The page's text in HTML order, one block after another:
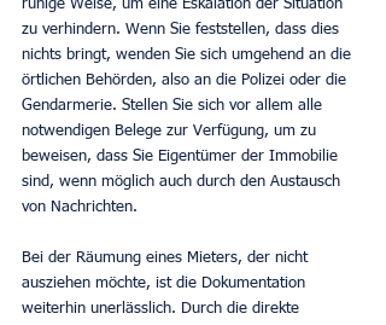
ruhige Weise, um eine Eskalation der Situation
zu verhindern. Wenn Sie feststellen, dass dies
nichts bringt, wenden Sie sich umgehend an die
örtlichen Behörden, also an die Polizei oder die
Gendarmerie. Stellen Sie sich vor allem alle
notwendigen Belege zur Verfügung, um zu
beweisen, dass Sie Eigentümer der Immobilie
sind, wenn möglich auch durch den Austausch
von Nachrichten.
Bei der Räumung eines Mieters, der nicht
ausziehen möchte, ist die Dokumentation
weiterhin unerlässlich. Durch die direkte